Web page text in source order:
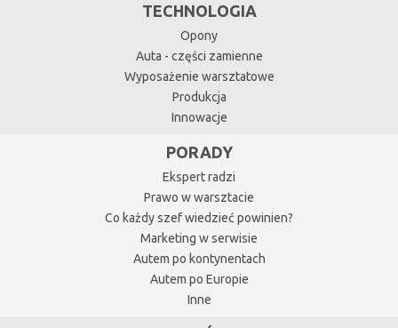
TECHNOLOGIA
Opony
Auta - części zamienne
Wyposażenie warsztatowe
Produkcja
Innowacje
PORADY
Ekspert radzi
Prawo w warsztacie
Co każdy szef wiedzieć powinien?
Marketing w serwisie
Autem po kontynentach
Autem po Europie
Inne